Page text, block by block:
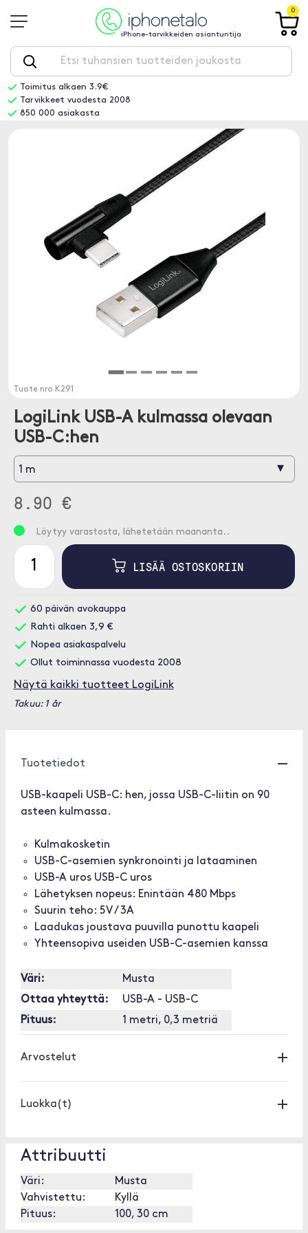
iPhone-tarvikkeiden asiantuntija
0
Toimitus alkaen 3.9€
Tarvikkeet vuodesta 2008
850 000 asiakasta
Tuote nro K291
LogiLink USB-A kulmassa olevaan
USB-C:hen
1 m ▾
8.90 €
Löytyy varastosta, lähetetään maananta..
LISÄÄ OSTOSKORIIN
60 päivän avokauppa
Rahti alkaen 3,9 €
Nopea asiakaspalvelu
Ollut toiminnassa vuodesta 2008
Näytä kaikki tuotteet LogiLink
Takuu: 1 år
Tuotetiedot
USB-kaapeli USB-C: hen, jossa USB-C-liitin on 90
asteen kulmassa.
Kulmakosketin
USB-C-asemien synkronointi ja lataaminen
USB-A uros USB-C uros
Lähetyksen nopeus: Enintään 480 Mbps
Suurin teho: 5V / 3A
Laadukas joustava puuvilla punottu kaapeli
Yhteensopiva useiden USB-C-asemien kanssa
Väri:
Musta
Ottaa yhteyttä:
USB-A - USB-C
Pituus:
1 metri, 0,3 metriä
Arvostelut
Luokka(t)
Attribuutti
Väri:
Musta
Vahvistettu:
Kyllä
Pituus:
100, 30 cm